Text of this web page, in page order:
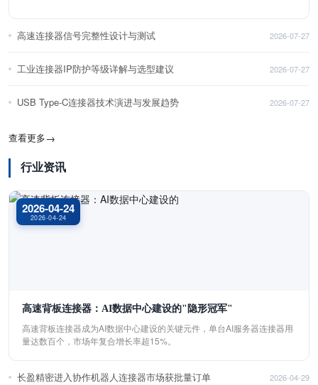
高速连接器信号完整性设计与测试 2026-07-27
工业连接器IP防护等级详解与选型建议 2026-07-27
USB Type-C连接器技术演进与发展趋势 2026-07-27
查看更多→
行业资讯
2026-04-24
2026-04-24
高速背板连接器：AI数据中心建设的"隐形冠军"
高速背板连接器成为AI数据中心建设的关键元件，单台AI服务器连接器用
量达数百个，市场年复合增长率超15%。
长盈精密进入协作机器人连接器市场获批量订单 2026-04-29